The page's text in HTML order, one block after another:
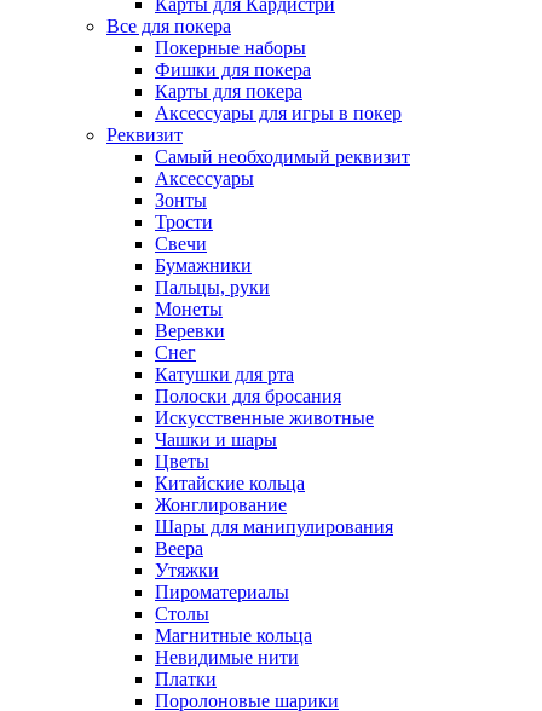
Карты для Кардистри
Все для покера
Покерные наборы
Фишки для покера
Карты для покера
Аксессуары для игры в покер
Реквизит
Самый необходимый реквизит
Аксессуары
Зонты
Трости
Свечи
Бумажники
Пальцы, руки
Монеты
Веревки
Снег
Катушки для рта
Полоски для бросания
Искусственные животные
Чашки и шары
Цветы
Китайские кольца
Жонглирование
Шары для манипулирования
Веера
Утяжки
Пироматериалы
Столы
Магнитные кольца
Невидимые нити
Платки
Поролоновые шарики